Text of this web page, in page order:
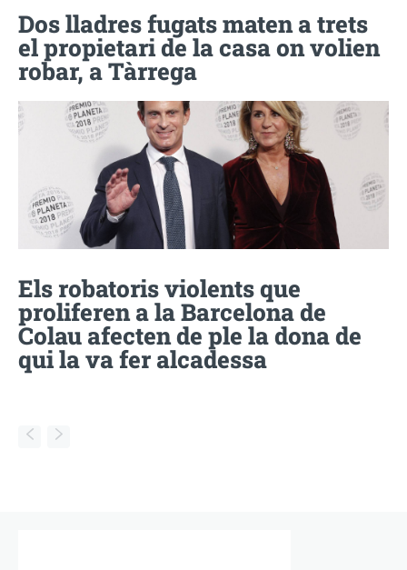
Dos lladres fugats maten a trets
el propietari de la casa on volien
robar, a Tàrrega
Els robatoris violents que
proliferen a la Barcelona de
Colau afecten de ple la dona de
qui la va fer alcadessa